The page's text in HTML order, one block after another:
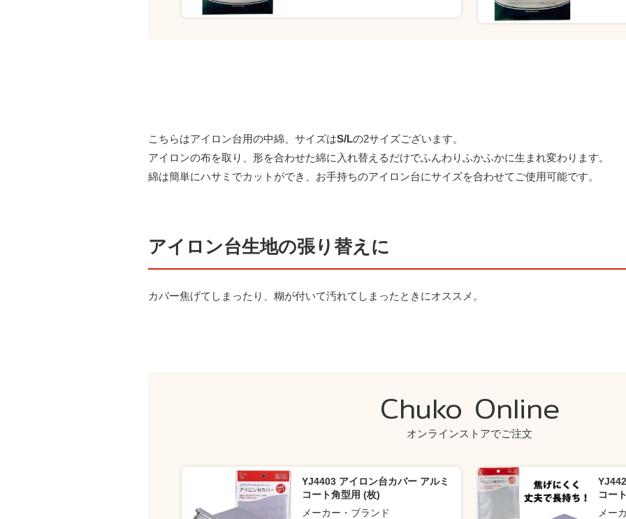
こちらはアイロン台用の中綿、サイズはS/Lの2サイズございます。
アイロンの布を取り、形を合わせた綿に入れ替えるだけでふんわりふかふかに生まれ変わります。
綿は簡単にハサミでカットができ、お手持ちのアイロン台にサイズを合わせてご使用可能です。
アイロン台生地の張り替えに
カバー焦げてしまったり、糊が付いて汚れてしまったときにオススメ。
Chuko Online
オンラインストアでご注文
YJ4403 アイロン台カバー アルミ
コート角型用 (枚)
メーカー・ブランド
コー
メー